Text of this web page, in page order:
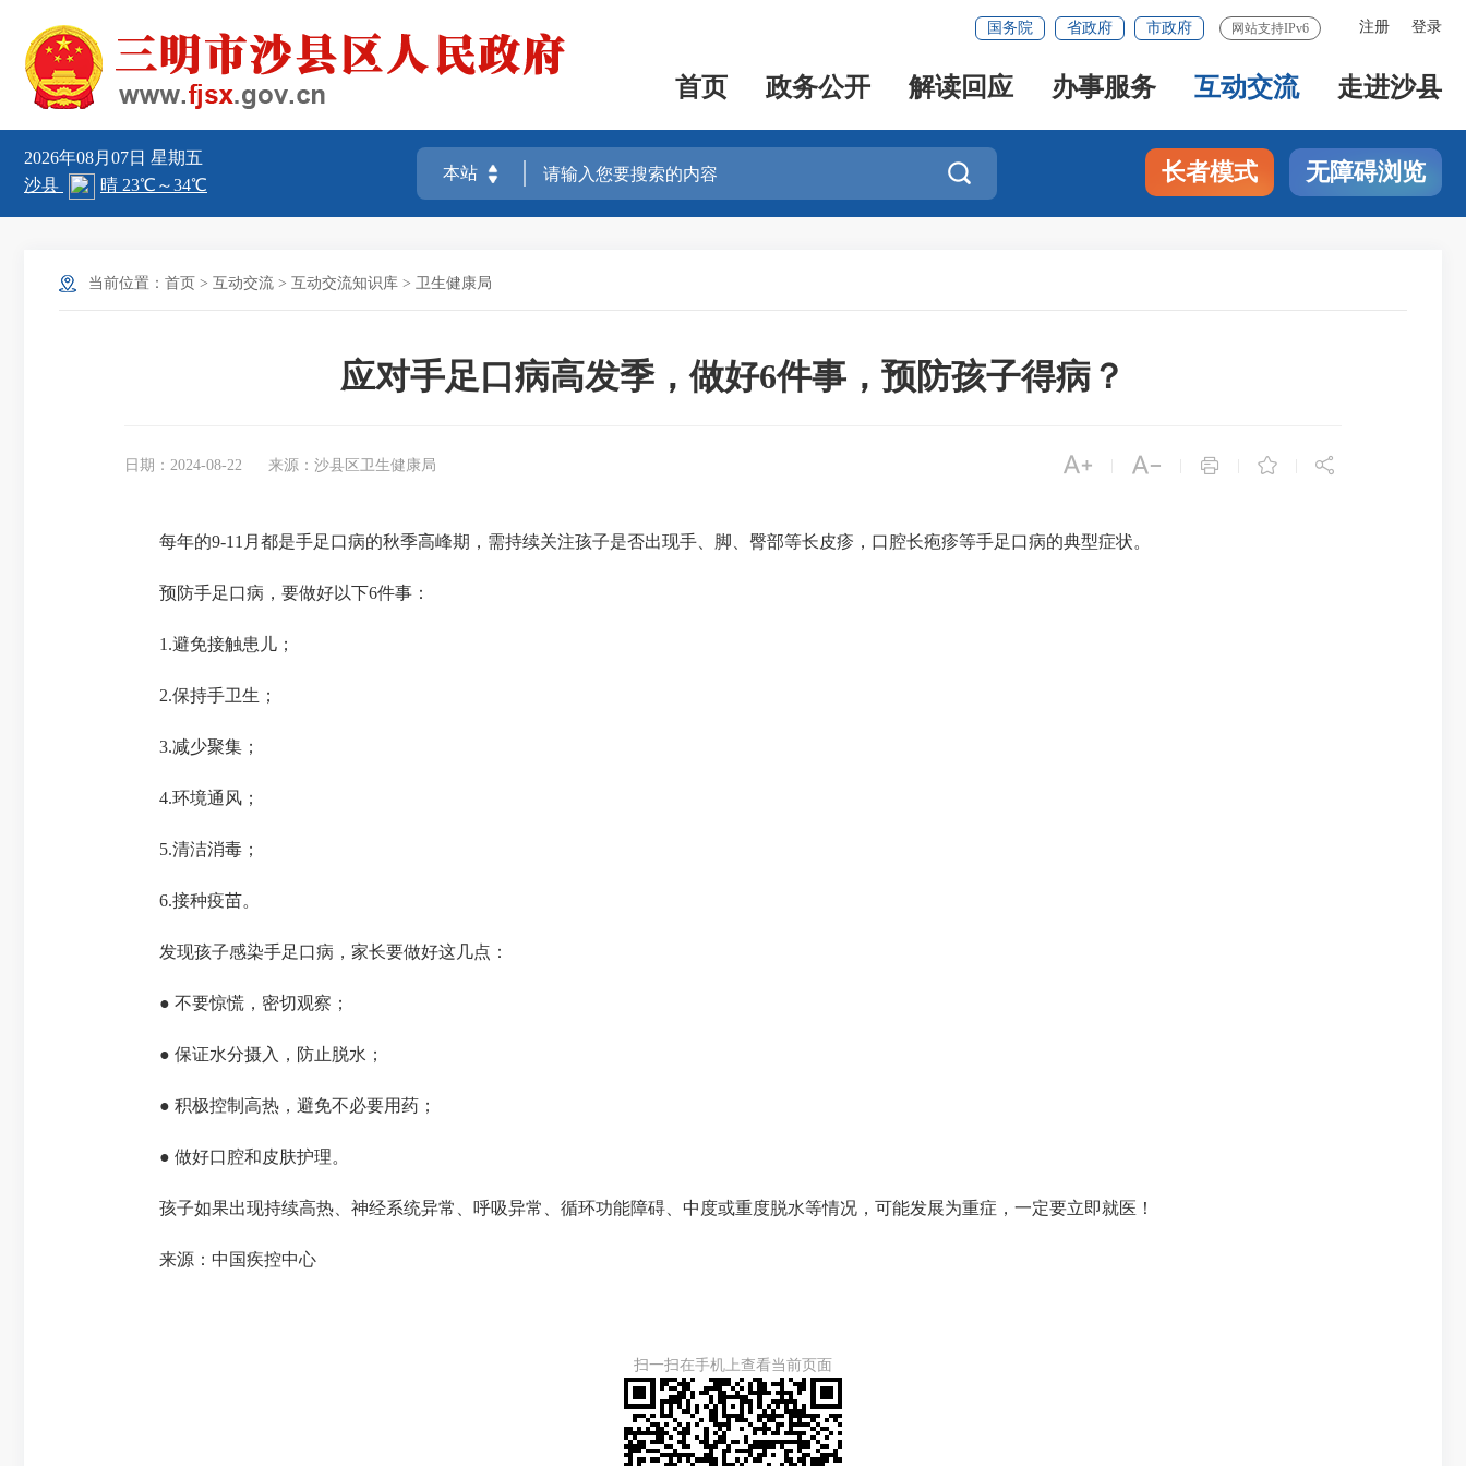
注册 登录
国务院 省政府 市政府 网站支持IPv6
首页 政务公开 解读回应 办事服务 互动交流 走进沙县
2026年08月07日 星期五
 长者模式 无障碍浏览
当前位置： 首页 > 互动交流 > 互动交流知识库 > 卫生健康局
应对手足口病高发季，做好6件事，预防孩子得病？
日期：2024-08-22 来源：沙县区卫生健康局     
每年的9-11月都是手足口病的秋季高峰期，需持续关注孩子是否出现手、脚、臀部等长皮疹，口腔长疱疹等手足口病的典型症状。
预防手足口病，要做好以下6件事：
1.避免接触患儿；
2.保持手卫生；
3.减少聚集；
4.环境通风；
5.清洁消毒；
6.接种疫苗。
发现孩子感染手足口病，家长要做好这几点：
● 不要惊慌，密切观察；
● 保证水分摄入，防止脱水；
● 积极控制高热，避免不必要用药；
● 做好口腔和皮肤护理。
孩子如果出现持续高热、神经系统异常、呼吸异常、循环功能障碍、中度或重度脱水等情况，可能发展为重症，一定要立即就医！
来源：中国疾控中心
扫一扫在手机上查看当前页面